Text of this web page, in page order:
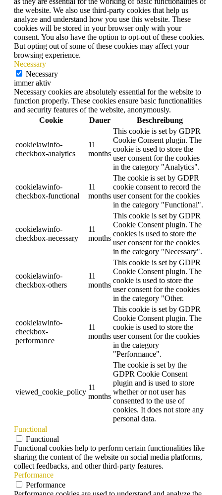
the website. We also use third-party cookies that help us
analyze and understand how you use this website. These
cookies will be stored in your browser only with your
consent. You also have the option to opt-out of these cookies.
But opting out of some of these cookies may affect your
browsing experience.
Necessary
Necessary
immer aktiv
Necessary cookies are absolutely essential for the website to
function properly. These cookies ensure basic functionalities
and security features of the website, anonymously.
Cookie
Dauer Beschreibung
cookielawinfo-
checkbox-analytics
11
months
This cookie is set by GDPR
Cookie Consent plugin. The
cookie is used to store the
user consent for the cookies
in the category "Analytics".
cookielawinfo-
checkbox-functional
11
months
The cookie is set by GDPR
cookie consent to record the
user consent for the cookies
in the category "Functional".
cookielawinfo-
checkbox-necessary
11
months
This cookie is set by GDPR
Cookie Consent plugin. The
cookies is used to store the
user consent for the cookies
in the category "Necessary".
cookielawinfo-
checkbox-others
11
months
This cookie is set by GDPR
Cookie Consent plugin. The
cookie is used to store the
user consent for the cookies
in the category "Other.
cookielawinfo-
checkbox-
performance
11
months
This cookie is set by GDPR
Cookie Consent plugin. The
cookie is used to store the
user consent for the cookies
in the category
"Performance".
viewed_cookie_policy
11
months
The cookie is set by the
GDPR Cookie Consent
plugin and is used to store
whether or not user has
consented to the use of
cookies. It does not store any
personal data.
Functional
Functional
Functional cookies help to perform certain functionalities like
sharing the content of the website on social media platforms,
collect feedbacks, and other third-party features.
Performance
Performance